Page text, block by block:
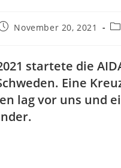
November 20, 2021
startete die
Eine
lag vor uns und